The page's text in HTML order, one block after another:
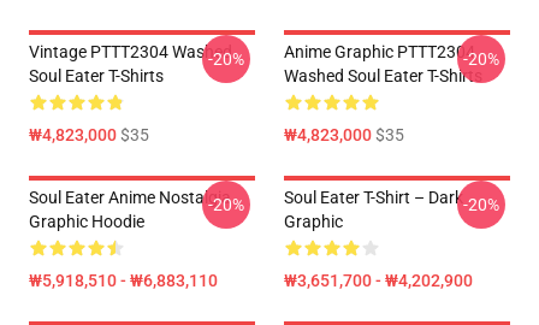
Vintage PTTT2304 Washed
Soul Eater T-Shirts
₩4,823,000$35
-20%
Anime Graphic PTTT2304
Washed Soul Eater T-Shirts
₩4,823,000$35
-20%
Soul Eater Anime Nostalgia
Graphic Hoodie
₩5,918,510 - ₩6,883,110
-20%
Soul Eater T-Shirt – Dark
Graphic
₩3,651,700 - ₩4,202,900
-20%